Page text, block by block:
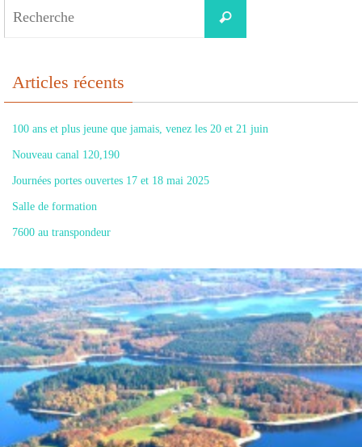
Recherche
Articles récents
100 ans et plus jeune que jamais, venez les 20 et 21 juin
Nouveau canal 120,190
Journées portes ouvertes 17 et 18 mai 2025
Salle de formation
7600 au transpondeur